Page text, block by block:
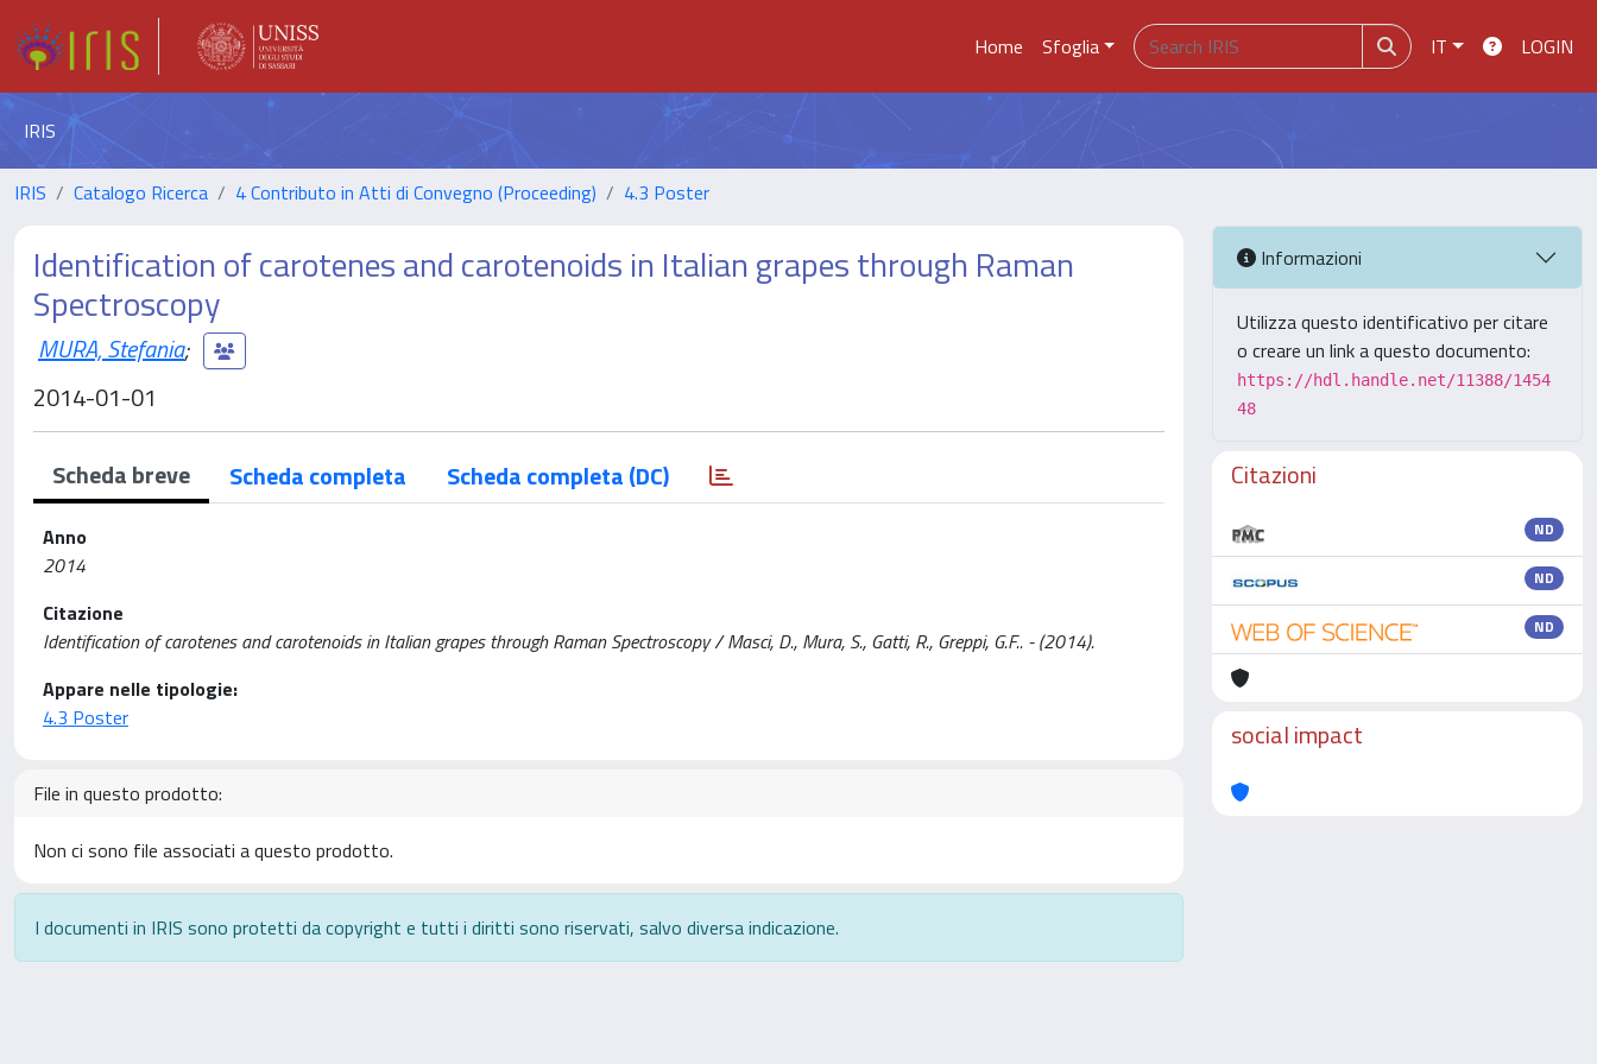
Home Sfoglia IT LOGIN
IRIS
IRIS Catalogo Ricerca 4 Contributo in Atti di Convegno (Proceeding) 4.3 Poster
Identification of carotenes and carotenoids in Italian grapes through Raman
Spectroscopy
MURA, Stefania;
2014-01-01
Scheda breve Scheda completa Scheda completa (DC)
Anno
2014
Citazione
Identification of carotenes and carotenoids in Italian grapes through Raman Spectroscopy / Masci, D., Mura, S., Gatti, R., Greppi, G.F.. - (2014).
Appare nelle tipologie:
4.3 Poster
File in questo prodotto:
Non ci sono file associati a questo prodotto.
I documenti in IRIS sono protetti da copyright e tutti i diritti sono riservati, salvo diversa indicazione.
Informazioni
Utilizza questo identificativo per citare
o creare un link a questo documento:
https://hdl.handle.net/11388/1454
48
Citazioni
ND
ND
ND
social impact